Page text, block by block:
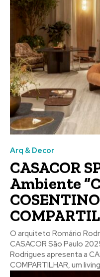
Arq & Decor
CASACOR
Ambiente
O arquiteto Romário
CASACOR São Paulo
Rodrigues apresenta a
COMPARTILHAR, um